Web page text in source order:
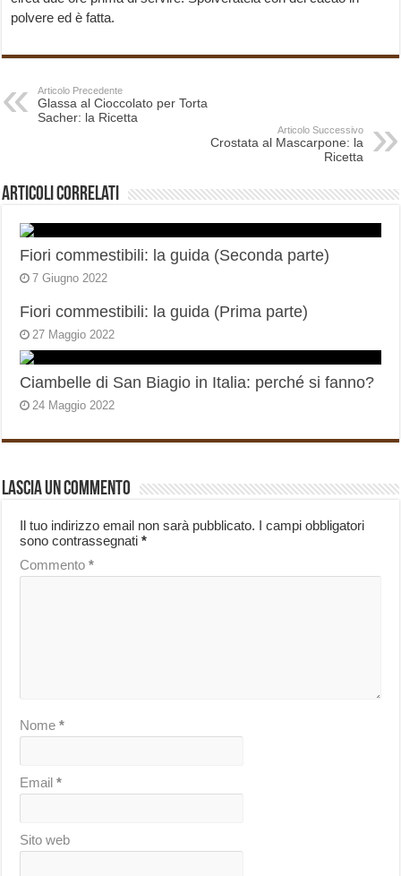
polvere ed è fatta.
Articolo Precedente
Glassa al Cioccolato per Torta
Sacher: la Ricetta
Articolo Successivo
Crostata al Mascarpone: la
Ricetta
Articoli correlati
Fiori commestibili: la guida (Seconda parte)
7 Giugno 2022
Fiori commestibili: la guida (Prima parte)
27 Maggio 2022
Ciambelle di San Biagio in Italia: perché si fanno?
24 Maggio 2022
Lascia un commento
Il tuo indirizzo email non sarà pubblicato. I campi obbligatori
sono contrassegnati*
Commento*
Nome*
Email*
Sito web